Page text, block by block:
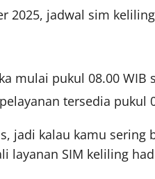
2025, jadwal sim
mulai pukul 08.00 WIB
pelayanan tersedia pukul
jadi kalau kamu sering
layanan SIM keliling